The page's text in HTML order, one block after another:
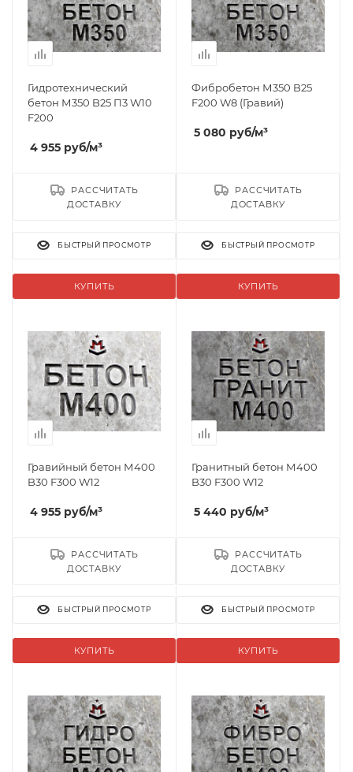
Гидротехнический
бетон М350 B25 П3 W10
F200
4 955 руб/м³
КУПИТЬ
РАССЧИТАТЬ
ДОСТАВКУ
БЫСТРЫЙ ПРОСМОТР
Фибробетон М350 B25
F200 W8 (Гравий)
5 080 руб/м³
КУПИТЬ
РАССЧИТАТЬ
ДОСТАВКУ
БЫСТРЫЙ ПРОСМОТР
Гравийный бетон М400
B30 F300 W12
4 955 руб/м³
КУПИТЬ
РАССЧИТАТЬ
ДОСТАВКУ
БЫСТРЫЙ ПРОСМОТР
Гранитный бетон М400
B30 F300 W12
5 440 руб/м³
КУПИТЬ
РАССЧИТАТЬ
ДОСТАВКУ
БЫСТРЫЙ ПРОСМОТР